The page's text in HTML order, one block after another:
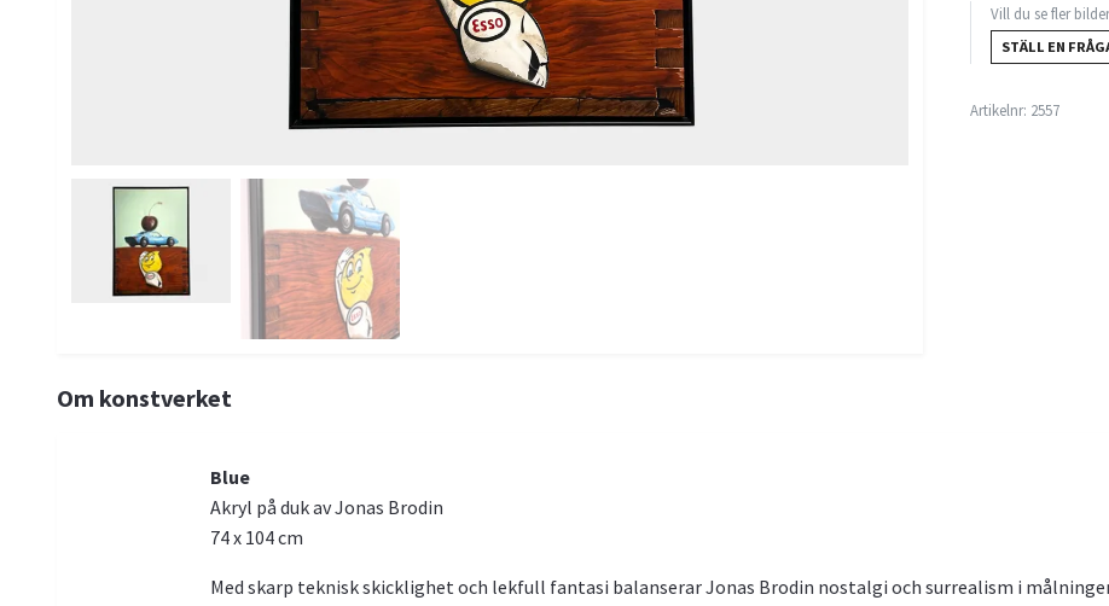
Vill du se fler
STÄLL EN
Artikelnr: 2557
Om konstverket
Blue
Akryl på duk av Jonas Brodin
74 x 104 cm
Med skarp teknisk skicklighet och lekfull fantasi balanserar Jonas Brodin nostalgi och surrealism i